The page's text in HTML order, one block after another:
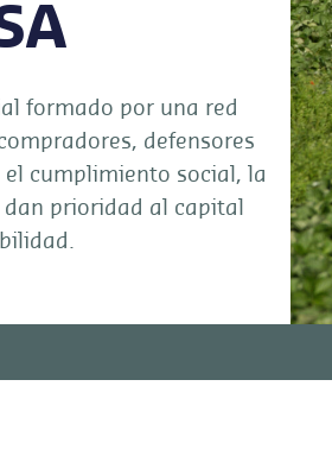
formado por una red
defensores
cumplimiento social, la
prioridad al capital